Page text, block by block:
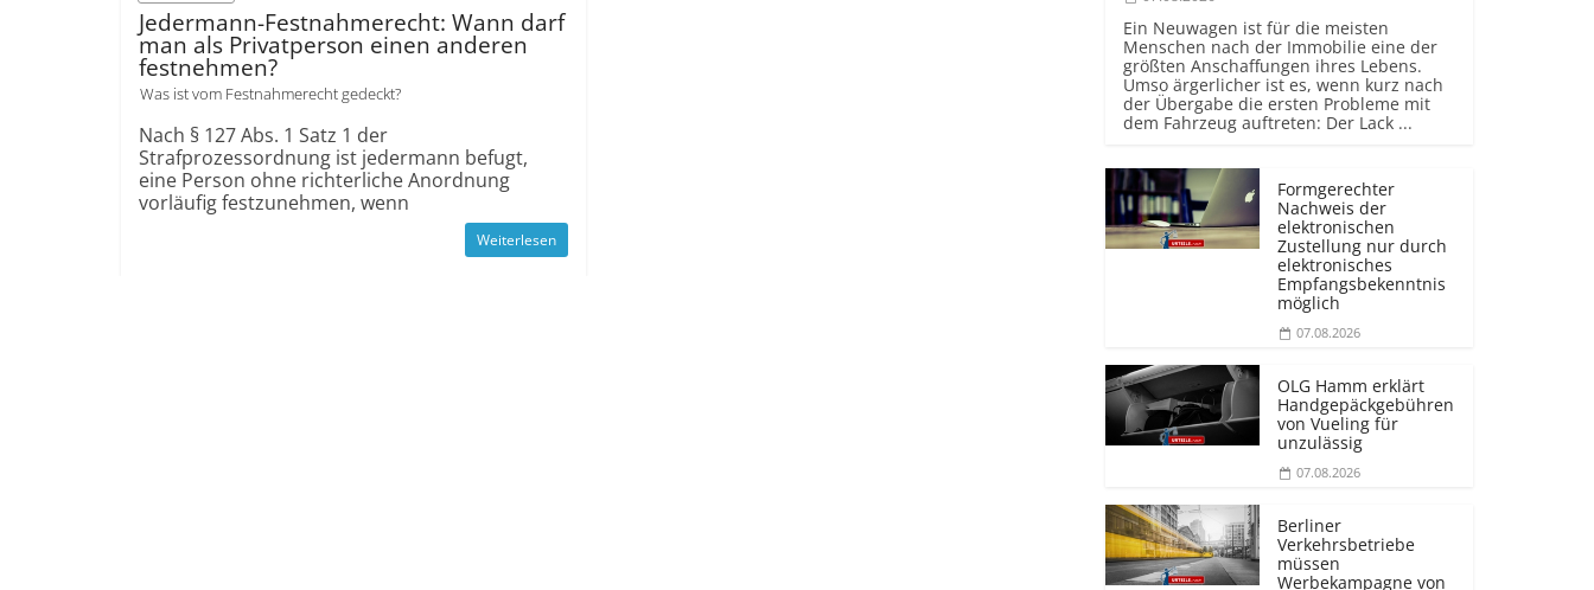
Jedermann-Fest­nahme­recht: Wann darf
man als Privat­person einen anderen
fest­nehmen?
Was ist vom Festnahme­recht gedeckt?
Nach § 127 Abs. 1 Satz 1 der
Strafprozessordnung ist jedermann befugt,
eine Person ohne richterliche Anordnung
vorläufig festzunehmen, wenn
Weiterlesen
Ein Neuwagen ist für die meisten
Menschen nach der Immobilie eine der
größten Anschaffungen ihres Lebens.
Umso ärgerlicher ist es, wenn kurz nach
der Übergabe die ersten Probleme mit
dem Fahrzeug auftreten: Der Lack ...
Formgerechter
Nachweis der
elektronischen
Zustellung nur durch
elektronisches
Empfangsbekenntnis
möglich
07.08.2026
OLG Hamm erklärt
Handgepäckgebühren
von Vueling für
unzulässig
07.08.2026
Berliner
Verkehrsbetriebe
müssen
Werbekampagne von